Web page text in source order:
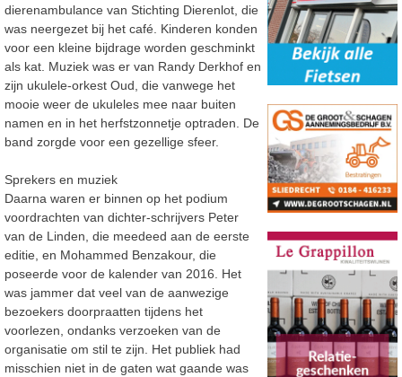
dierenambulance van Stichting Dierenlot, die
was neergezet bij het café. Kinderen konden
voor een kleine bijdrage worden geschminkt
als kat. Muziek was er van Randy Derkhof en
zijn ukulele-orkest Oud, die vanwege het
mooie weer de ukuleles mee naar buiten
namen en in het herfstzonnetje optraden. De
band zorgde voor een gezellige sfeer.
Sprekers en muziek
Daarna waren er binnen op het podium
voordrachten van dichter-schrijvers Peter
van de Linden, die meedeed aan de eerste
editie, en Mohammed Benzakour, die
poseerde voor de kalender van 2016. Het
was jammer dat veel van de aanwezige
bezoekers doorpraatten tijdens het
voorlezen, ondanks verzoeken van de
organisatie om stil te zijn. Het publiek had
misschien niet in de gaten wat gaande was